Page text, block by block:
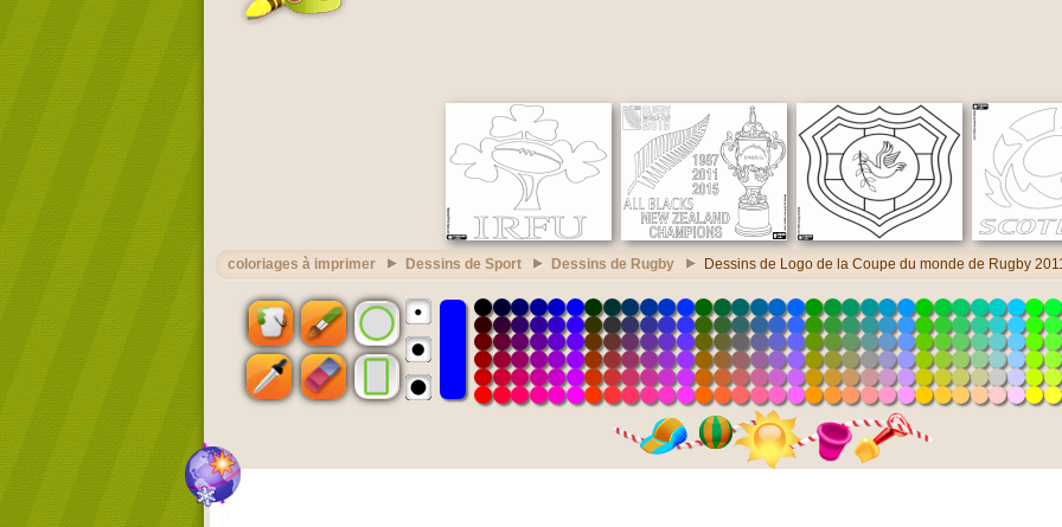
coloriages à imprimer Dessins de Sport Dessins de Rugby Dessins de Logo de la Coupe du monde de Rugby